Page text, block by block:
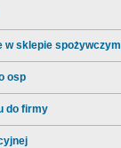
w sklepie spożywczym
osp
do firmy